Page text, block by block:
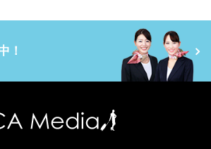
！